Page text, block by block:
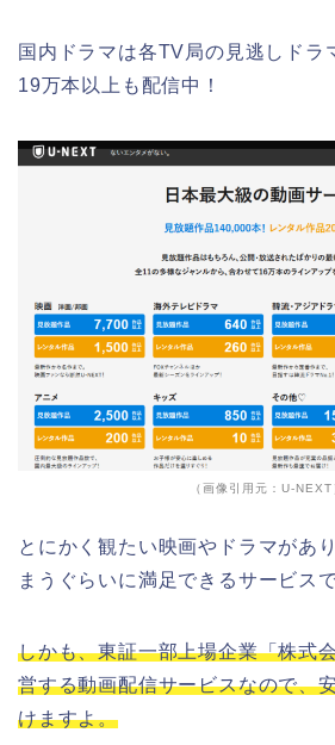
国内ドラマは各TV局の見逃しドラ
19万本以上も配信中！
（画像引用元：U-NEXT
とにかく観たい映画やドラマがあ
まうぐらいに満足できるサービスで
しかも、東証一部上場企業「株式
営する動画配信サービスなので、
けますよ。